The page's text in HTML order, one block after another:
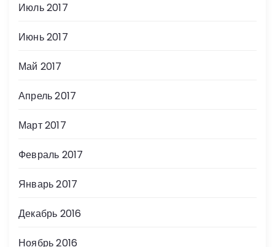
Июль 2017
Июнь 2017
Май 2017
Апрель 2017
Март 2017
Февраль 2017
Январь 2017
Декабрь 2016
Ноябрь 2016